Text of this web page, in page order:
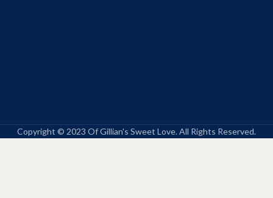
Copyright © 2023 Of Gillian's Sweet Love. All Rights Reserved.